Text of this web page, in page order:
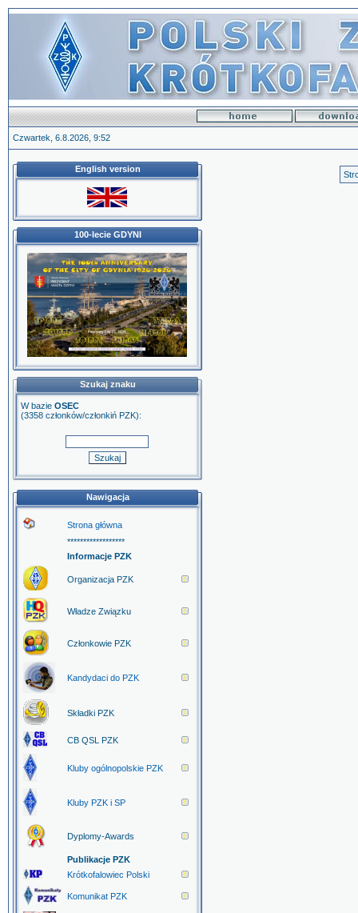
Czwartek, 6.8.2026, 9:52
English version
100-lecie GDYNI
Szukaj znaku
W bazie OSEC
(3358 członków/członkiń PZK):
Nawigacja
Strona główna
******************
Informacje PZK
Organizacja PZK
Władze Związku
Członkowie PZK
Kandydaci do PZK
Składki PZK
CB QSL PZK
Kluby ogólnopolskie PZK
Kluby PZK i SP
Dyplomy-Awards
Publikacje PZK
Krótkofalowiec Polski
Komunikat PZK